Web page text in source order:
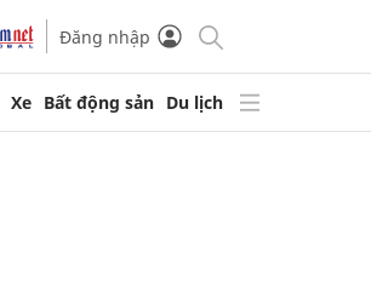
Đăng nhập
Xe Bất động sản Du lịch